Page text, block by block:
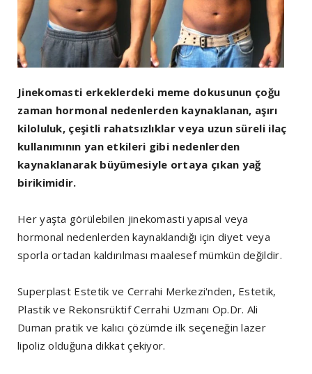
Jinekomasti erkeklerdeki meme dokusunun çoğu
zaman hormonal nedenlerden kaynaklanan, aşırı
kiloluluk, çeşitli rahatsızlıklar veya uzun süreli ilaç
kullanımının yan etkileri gibi nedenlerden
kaynaklanarak büyümesiyle ortaya çıkan yağ
birikimidir.
Her yaşta görülebilen jinekomasti yapısal veya
hormonal nedenlerden kaynaklandığı için diyet veya
sporla ortadan kaldırılması maalesef mümkün değildir.
Superplast Estetik ve Cerrahi Merkezi'nden, Estetik,
Plastik ve Rekonsrüktif Cerrahi Uzmanı Op.Dr. Ali
Duman pratik ve kalıcı çözümde ilk seçeneğin lazer
lipoliz olduğuna dikkat çekiyor.